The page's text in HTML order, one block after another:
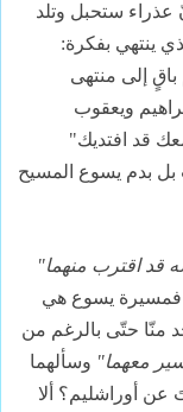
عذراء ستحبل وتلد
ينتهي بفكرة:
إلى منتهى
ويعقوب
قد افتديك"
بل بدم يسوع المسيح
قد اقترب منهما"
فمسيرة يسوع هي
منّا حتّى بالرغم من
معهما" وسألهما
عن أوراشليم؟ ألا